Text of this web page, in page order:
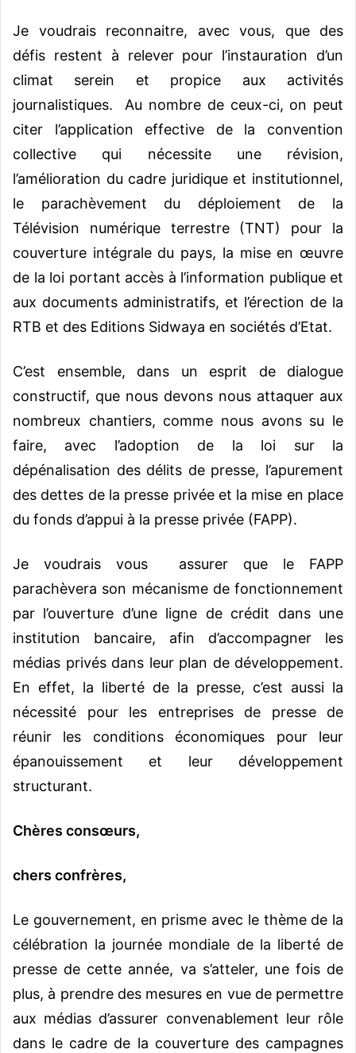
Je voudrais reconnaitre, avec vous, que des
défis restent à relever pour l’instauration d’un
climat serein et propice aux activités
journalistiques. Au nombre de ceux-ci, on peut
citer l’application effective de la convention
collective qui nécessite une révision,
l’amélioration du cadre juridique et institutionnel,
le parachèvement du déploiement de la
Télévision numérique terrestre (TNT) pour la
couverture intégrale du pays, la mise en œuvre
de la loi portant accès à l’information publique et
aux documents administratifs, et l’érection de la
RTB et des Editions Sidwaya en sociétés d’Etat.
C’est ensemble, dans un esprit de dialogue
constructif, que nous devons nous attaquer aux
nombreux chantiers, comme nous avons su le
faire, avec l’adoption de la loi sur la
dépénalisation des délits de presse, l’apurement
des dettes de la presse privée et la mise en place
du fonds d’appui à la presse privée (FAPP).
Je voudrais vous assurer que le FAPP
parachèvera son mécanisme de fonctionnement
par l’ouverture d’une ligne de crédit dans une
institution bancaire, afin d’accompagner les
médias privés dans leur plan de développement.
En effet, la liberté de la presse, c’est aussi la
nécessité pour les entreprises de presse de
réunir les conditions économiques pour leur
épanouissement et leur développement
structurant.
Chères consœurs,
chers confrères,
Le gouvernement, en prisme avec le thème de la
célébration la journée mondiale de la liberté de
presse de cette année, va s’atteler, une fois de
plus, à prendre des mesures en vue de permettre
aux médias d’assurer convenablement leur rôle
dans le cadre de la couverture des campagnes